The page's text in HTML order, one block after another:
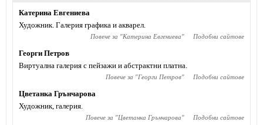
Катерина Евгениева
Художник. Галерия графика и акварел.
Повече за "Катерина Евгениева" Подобни сайтове
Георги Петров
Виртуална галерия с пейзажи и абстрактни платна.
Повече за "Георги Петров" Подобни сайтове
Цветанка Грънчарова
Художник, галерия.
Повече за "Цветанка Грънчарова" Подобни сайтове